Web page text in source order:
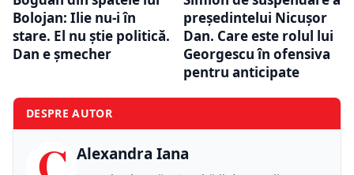
Bolojan: Ilie nu-i în
stare. El nu știe politică.
Dan e șmecher
președintelui Nicușor
Dan. Care este rolul lui
Georgescu în ofensiva
pentru anticipate
DESPRE AUTOR
Alexandra Iana